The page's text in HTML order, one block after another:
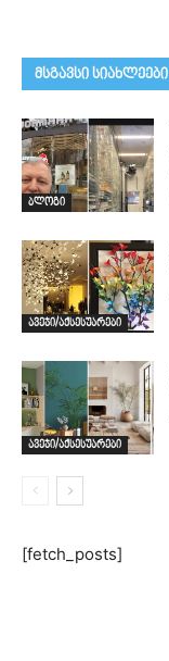
მსგავსი სიახლეები
ბლოგი
ავეჯი/აქსესუარები
ავეჯი/აქსესუარები
[fetch_posts]